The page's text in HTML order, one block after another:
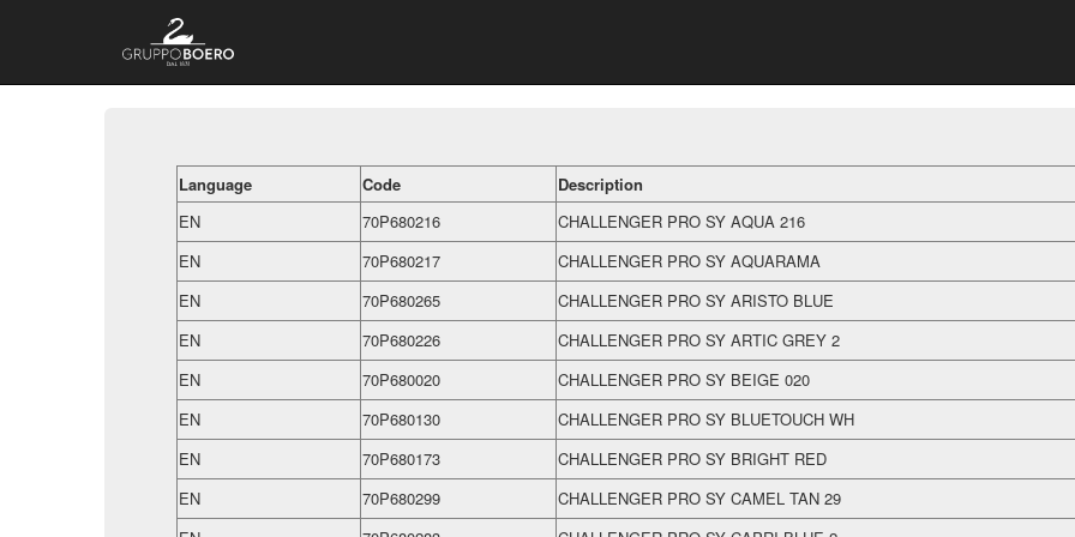
Language Code
Description
EN
70P680216
CHALLENGER PRO SY AQUA 216
EN
70P680217
CHALLENGER PRO SY AQUARAMA
EN
70P680265
CHALLENGER PRO SY ARISTO BLUE
EN
70P680226
CHALLENGER PRO SY ARTIC GREY 2
EN
70P680020
CHALLENGER PRO SY BEIGE 020
EN
70P680130
CHALLENGER PRO SY BLUETOUCH WH
EN
70P680173
CHALLENGER PRO SY BRIGHT RED
EN
70P680299
CHALLENGER PRO SY CAMEL TAN 29